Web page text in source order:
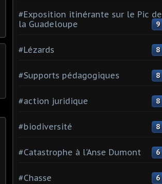
#Exposition itinérante sur le Pic de
la Guadeloupe
9
#Lézards 8
#Supports pédagogiques 8
#action juridique 8
#biodiversité 8
#Catastrophe à l'Anse Dumont 6
#Chasse 6